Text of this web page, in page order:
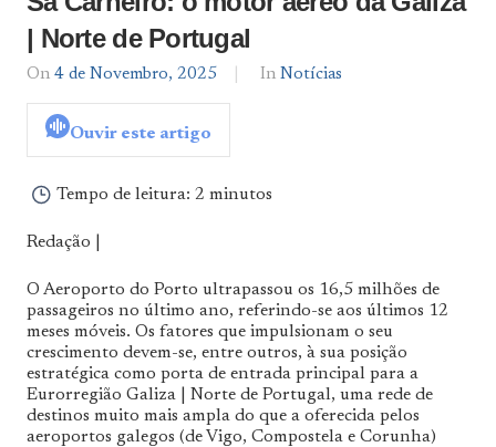
| Norte de Portugal
On 4 de Novembro, 2025
By
In Notícias
Ouvir este artigo
Tempo de leitura: 2 minutos
Redação |
O Aeroporto do Porto ultrapassou os 16,5 milhões de
passageiros no último ano, referindo-se aos últimos 12
meses móveis. Os fatores que impulsionam o seu
crescimento devem-se, entre outros, à sua posição
estratégica como porta de entrada principal para a
Eurorregião Galiza | Norte de Portugal, uma rede de
destinos muito mais ampla do que a oferecida pelos
aeroportos galegos (de Vigo, Compostela e Corunha)